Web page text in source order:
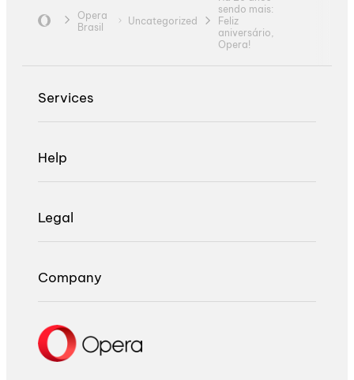
Opera
Brasil
Uncategorized
sendo mais:
Feliz
aniversário,
Opera!
Services
Help
Legal
Company